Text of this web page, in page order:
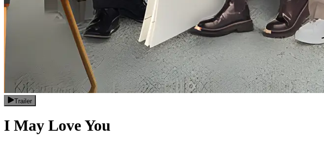
Trailer
I May Love You